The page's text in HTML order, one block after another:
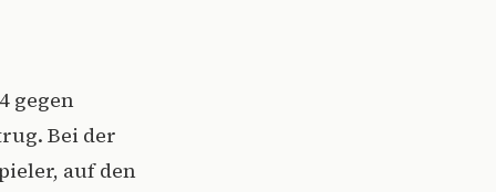
gegen
Bei der
auf den